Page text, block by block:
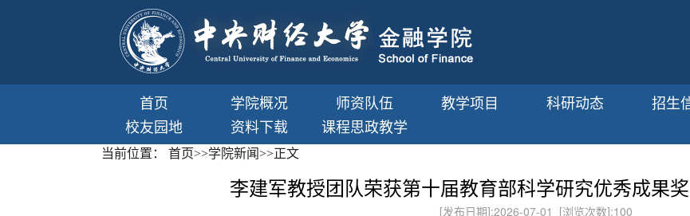
首页 学院概况 师资队伍 教学项目 科研动态 招生
校友园地
资料下载 课程思政教学
当前位置： 首页>>学院新闻>>正文
李建军教授团队荣获第十届教育部科学研究优秀成果奖
[发布日期]:2026-07-01 [浏览次数]:100